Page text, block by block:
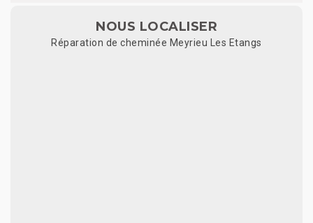
NOUS LOCALISER
Réparation de cheminée Meyrieu Les Etangs